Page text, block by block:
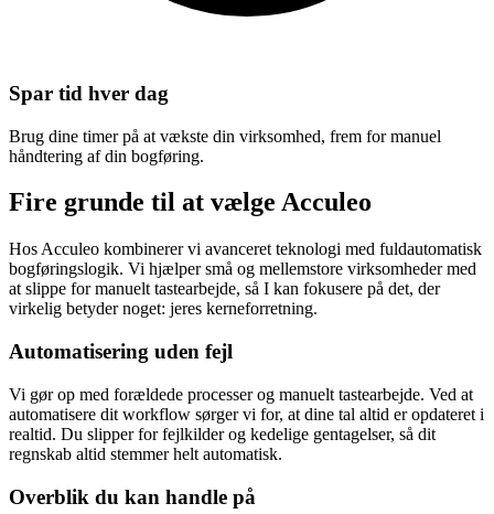
Spar tid hver dag
Brug dine timer på at vækste din virksomhed, frem for manuel
håndtering af din bogføring.
Fire grunde til at vælge Acculeo
Hos Acculeo kombinerer vi avanceret teknologi med fuldautomatisk
bogføringslogik. Vi hjælper små og mellemstore virksomheder med
at slippe for manuelt tastearbejde, så I kan fokusere på det, der
virkelig betyder noget: jeres kerneforretning.
Automatisering uden fejl
Vi gør op med forældede processer og manuelt tastearbejde. Ved at
automatisere dit workflow sørger vi for, at dine tal altid er opdateret i
realtid. Du slipper for fejlkilder og kedelige gentagelser, så dit
regnskab altid stemmer helt automatisk.
Overblik du kan handle på